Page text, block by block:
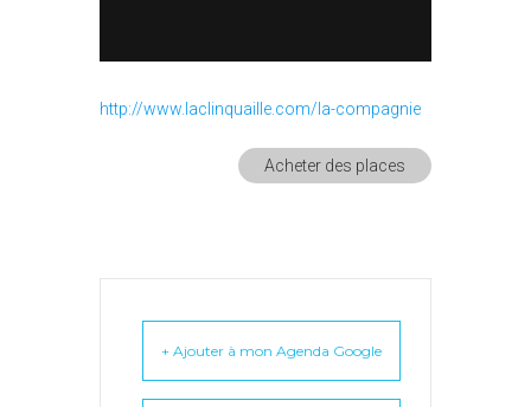
http://www.laclinquaille.com/la-compagnie
Acheter des places
+ Ajouter à mon Agenda Google